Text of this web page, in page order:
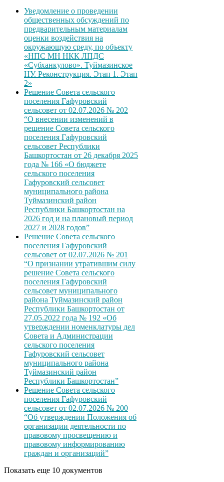
Уведомление о проведении
общественных обсуждений по
предварительным материалам
оценки воздействия на
окружающую среду, по объекту
«НПС МН НКК ЛПДС
«Субханкулово». Туймазинское
НУ. Реконструкция. Этап 1. Этап
2»
Решение Совета сельского
поселения Гафуровский
сельсовет от 02.07.2026 № 202
“О внесении изменений в
решение Совета сельского
поселения Гафуровский
сельсовет Республики
Башкортостан от 26 декабря 2025
года № 166 «О бюджете
сельского поселения
Гафуровский сельсовет
муниципального района
Туймазинский район
Республики Башкортостан на
2026 год и на плановый период
2027 и 2028 годов”
Решение Совета сельского
поселения Гафуровский
сельсовет от 02.07.2026 № 201
“О признании утратившим силу
решение Совета сельского
поселения Гафуровский
сельсовет муниципального
района Туймазинский район
Республики Башкортостан от
27.05.2022 года № 192 «Об
утверждении номенклатуры дел
Совета и Администрации
сельского поселения
Гафуровский сельсовет
муниципального района
Туймазинский район
Республики Башкортостан”
Решение Совета сельского
поселения Гафуровский
сельсовет от 02.07.2026 № 200
“Об утверждении Положения об
организации деятельности по
правовому просвещению и
правовому информированию
граждан и организаций”
Показать еще 10 документов